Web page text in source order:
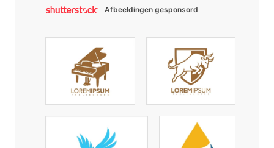
Afbeeldingen gesponsord